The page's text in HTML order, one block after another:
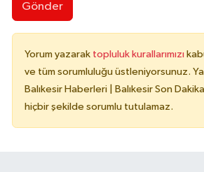
Gönder
Yorum yazarak topluluk kurallarımızı
ve tüm sorumluluğu üstleniyorsunuz.
Balıkesir Haberleri | Balıkesir Son
hiçbir şekilde sorumlu tutulamaz.